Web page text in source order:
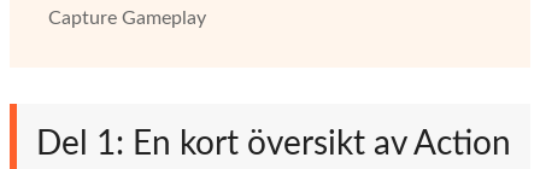
Capture Gameplay
Del 1: En kort översikt av Action